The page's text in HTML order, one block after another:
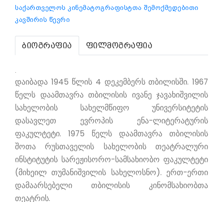
საქართველოს კინემატოგრაფისტთა შემოქმედებითი
კავშირის წევრი
ბიოგრაფია ფილმოგრაფია
.
დაიბადა 1945 წლის 4 დეკემბერს თბილისში. 1967
წელს დაამთავრა თბილისის ივანე ჯავახიშვილის
სახელობის სახელმწიფო უნივერსიტეტის
დასავლეთ ევროპის ენა-ლიტერატურის
ფაკულტეტი. 1975 წელს დაამთავრა თბილისის
შოთა რუსთაველის სახელობის თეატრალური
ინსტიტუტის სარეჟისორო-სამსახიობო ფაკულტეტი
(მიხეილ თუმანიშვილის სახელოსნო). ერთ-ერთი
დამაარსებელი თბილისის კინომსახიობთა
თეატრის.